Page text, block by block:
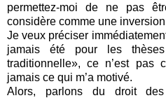
permettez-moi de ne pas
considère comme une
Je veux préciser
jamais été pour les
traditionnelle», ce n’est pas
jamais ce qui m’a motivé.
Alors, parlons du droit